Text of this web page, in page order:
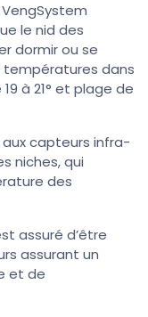
le nid des
dormir ou se
températures dans
à 21° et plage de
capteurs infra-
niches, qui
des
assuré d’être
assurant un
et de